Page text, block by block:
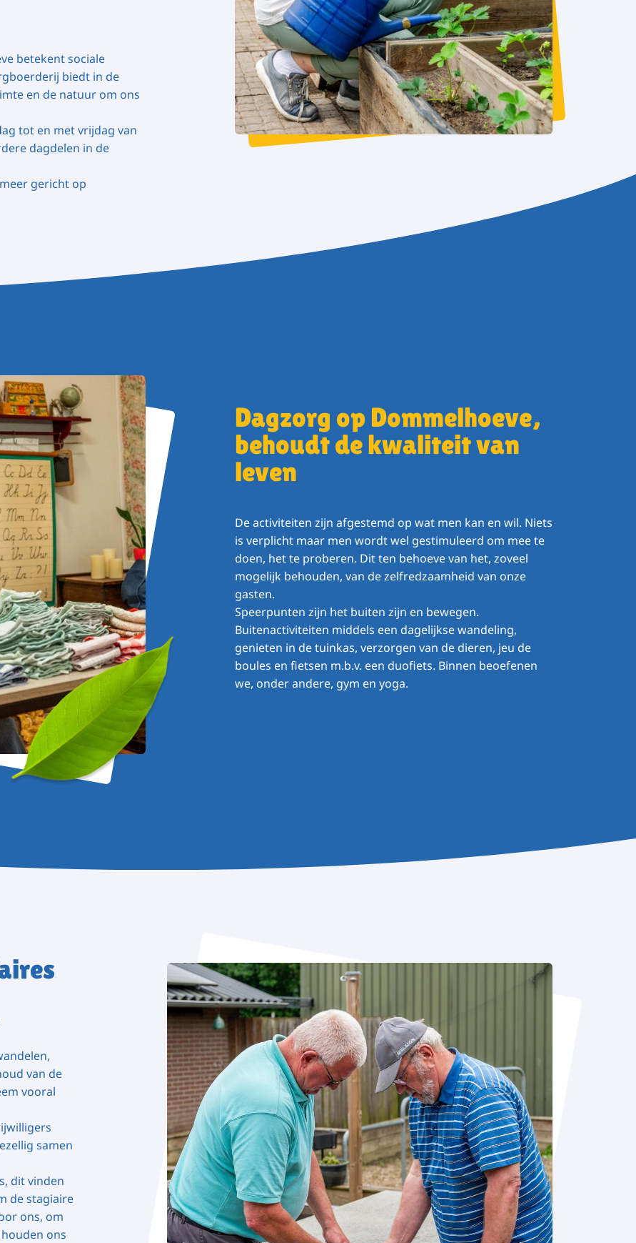
betekent sociale
biedt in de
en de natuur om ons
tot en met vrijdag van
dagdelen in de
gericht op
Dagzorg op Dommelhoeve,
behoudt de kwaliteit van
leven
De activiteiten zijn afgestemd op wat men kan en wil. Niets
is verplicht maar men wordt wel gestimuleerd om mee te
doen, het te proberen. Dit ten behoeve van het, zoveel
mogelijk behouden, van de zelfredzaamheid van onze
gasten.
Speerpunten zijn het buiten zijn en bewegen.
Buitenactiviteiten middels een dagelijkse wandeling,
genieten in de tuinkas, verzorgen van de dieren, jeu de
boules en fietsen m.b.v. een duofiets. Binnen beoefenen
we, onder andere, gym en yoga.
van de
vooral
samen
dit vinden
de stagiaire
ons, om
ons